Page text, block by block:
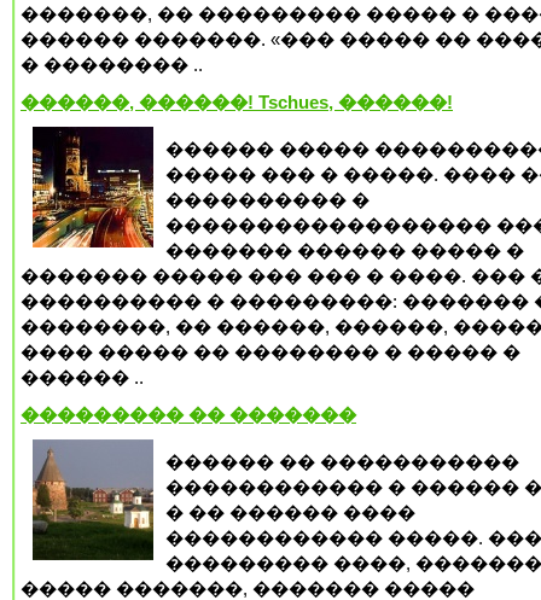
�������, �� ��������� ����� �
������ �������. «��� ����� ��
� �������� ..
������, ������! Tschues, ������!
������ �����
����� ��� � �����. ����
���������� �
������������������
������� ������ ����� �
������� ����� ��� ��� � ����. ���
���������� � ���������: �������
��������, �� ������, ������,
���� ����� �� �������� � ����� �
������ ..
��������� �� �������
������ �� �����������
������������ � ������
� �� ������ ����
������������ �����.
��������� ����,
����� �������, ������� �����